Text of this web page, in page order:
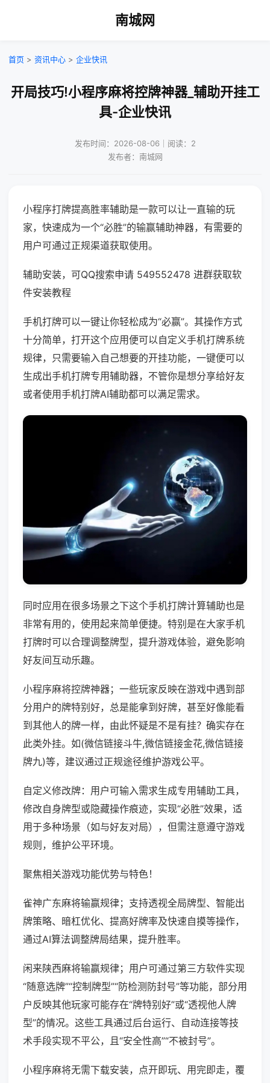
南城网
首页 > 资讯中心 > 企业快讯
开局技巧!小程序麻将控牌神器_辅助开挂工
具-企业快讯
发布时间：2026-08-06｜阅读：2
发布者：南城网
小程序打牌提高胜率辅助是一款可以让一直输的玩
家，快速成为一个“必胜”的输赢辅助神器，有需要的
用户可通过正规渠道获取使用。
辅助安装，可QQ搜索申请 549552478 进群获取软
件安装教程
手机打牌可以一键让你轻松成为“必赢”。其操作方式
十分简单，打开这个应用便可以自定义手机打牌系统
规律，只需要输入自己想要的开挂功能，一键便可以
生成出手机打牌专用辅助器，不管你是想分享给好友
或者使用手机打牌AI辅助都可以满足需求。
同时应用在很多场景之下这个手机打牌计算辅助也是
非常有用的，使用起来简单便捷。特别是在大家手机
打牌时可以合理调整牌型，提升游戏体验，避免影响
好友间互动乐趣。
小程序麻将控牌神器；一些玩家反映在游戏中遇到部
分用户的牌特别好，总是能拿到好牌，甚至好像能看
到其他人的牌一样，由此怀疑是不是有挂？确实存在
此类外挂。如(微信链接斗牛,微信链接金花,微信链接
牌九)等，建议通过正规途径维护游戏公平。
自定义修改牌：用户可输入需求生成专用辅助工具，
修改自身牌型或隐藏操作痕迹，实现“必胜”效果，适
用于多种场景（如与好友对局），但需注意遵守游戏
规则，维护公平环境。
聚焦相关游戏功能优势与特色！
雀神广东麻将输赢规律；支持透视全局牌型、智能出
牌策略、暗杠优化、提高好牌率及快速自摸等操作，
通过AI算法调整牌局结果，提升胜率。
闲来陕西麻将输赢规律；用户可通过第三方软件实现
“随意选牌”“控制牌型”“防检测防封号”等功能，部分用
户反映其他玩家可能存在“牌特别好”或“透视他人牌
型”的情况。这些工具通过后台运行、自动连接等技
术手段实现不平公，且“安全性高”“不被封号”。
小程序麻将无需下载安装，点开即玩、用完即走，覆